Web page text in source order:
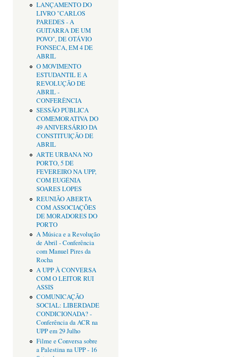
LANÇAMENTO DO
LIVRO "CARLOS
PAREDES - A
GUITARRA DE UM
POVO", DE OTÁVIO
FONSECA, EM 4 DE
ABRIL
O MOVIMENTO
ESTUDANTIL E A
REVOLUÇÃO DE
ABRIL -
CONFERÊNCIA
SESSÃO PÚBLICA
COMEMORATIVA DO
49 ANIVERSÁRIO DA
CONSTITUIÇÃO DE
ABRIL
ARTE URBANA NO
PORTO, 5 DE
FEVEREIRO NA UPP,
COM EUGÉNIA
SOARES LOPES
REUNIÃO ABERTA
COM ASSOCIAÇÕES
DE MORADORES DO
PORTO
A Música e a Revolução
de Abril - Conferência
com Manuel Pires da
Rocha
A UPP À CONVERSA
COM O LEITOR RUI
ASSIS
COMUNICAÇÃO
SOCIAL: LIBERDADE
CONDICIONADA? -
Conferência da ACR na
UPP em 29 Julho
Filme e Conversa sobre
a Palestina na UPP - 16